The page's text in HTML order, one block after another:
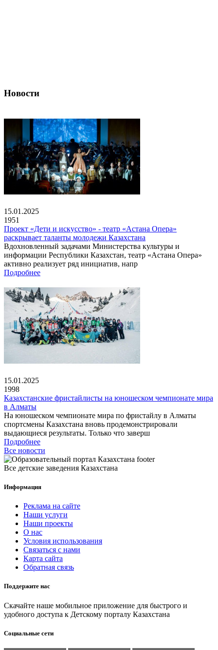
Новости
15.01.2025
1951
Проект «Дети и искусство» - театр «Астана Опера»
раскрывает таланты молодежи Казахстана
Вдохновленный задачами Министерства культуры и
информации Республики Казахстан, театр «Астана Опера»
активно реализует ряд инициатив, напр
Подробнее
15.01.2025
1998
Казахстанские фристайлисты на юношеском чемпионате мира
в Алматы
На юношеском чемпионате мира по фристайлу в Алматы
спортсмены Казахстана вновь продемонстрировали
выдающиеся результаты. Только что заверш
Подробнее
Все новости
Все детские заведения Казахстана
Информация
Реклама на сайте
Наши услуги
Наши проекты
О нас
Условия использования
Связаться с нами
Карта сайта
Обратная связь
Поддержите нас
Скачайте наше мобильное приложение для быстрого и
удобного доступа к Детскому порталу Казахстана
Социальные сети